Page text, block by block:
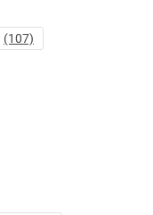
(107)